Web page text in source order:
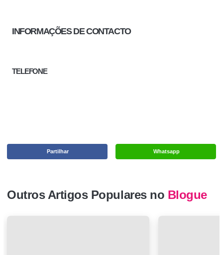
INFORMAÇÕES DE CONTACTO
TELEFONE
Whatsapp
Partilhar
Outros Artigos Populares no Blogue